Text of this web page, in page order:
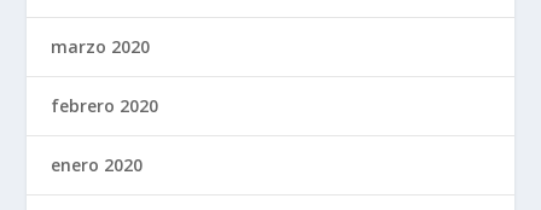
marzo 2020
febrero 2020
enero 2020